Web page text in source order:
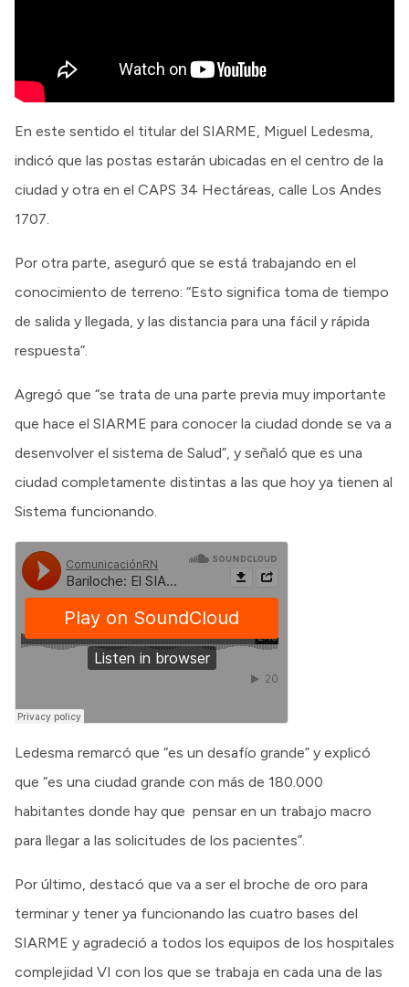
En este sentido el titular del SIARME, Miguel Ledesma,
indicó que las postas estarán ubicadas en el centro de la
ciudad y otra en el CAPS 34 Hectáreas, calle Los Andes
1707.
Por otra parte, aseguró que se está trabajando en el
conocimiento de terreno: “Esto significa toma de tiempo
de salida y llegada, y las distancia para una fácil y rápida
respuesta”.
Agregó que “se trata de una parte previa muy importante
que hace el SIARME para conocer la ciudad donde se va a
desenvolver el sistema de Salud”, y señaló que es una
ciudad completamente distintas a las que hoy ya tienen al
Sistema funcionando.
Ledesma remarcó que “es un desafío grande” y explicó
que “es una ciudad grande con más de 180.000
habitantes donde hay que pensar en un trabajo macro
para llegar a las solicitudes de los pacientes”.
Por último, destacó que va a ser el broche de oro para
terminar y tener ya funcionando las cuatro bases del
SIARME y agradeció a todos los equipos de los hospitales
complejidad VI con los que se trabaja en cada una de las